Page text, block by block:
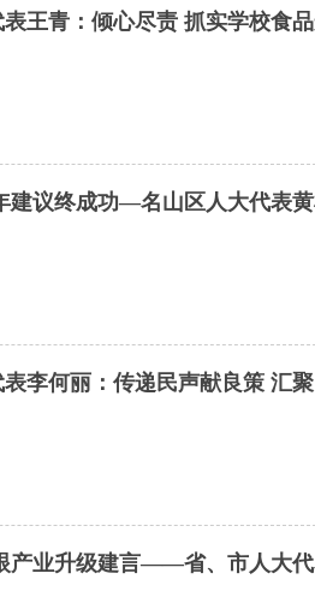
王青：倾心尽责 抓实学校食
建议终成功—名山区人大代表
李何丽：传递民声献良策 汇
产业升级建言——省、市人大